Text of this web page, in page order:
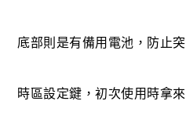
底部則是有備用電池，防止
時區設定鍵，初次使用時拿